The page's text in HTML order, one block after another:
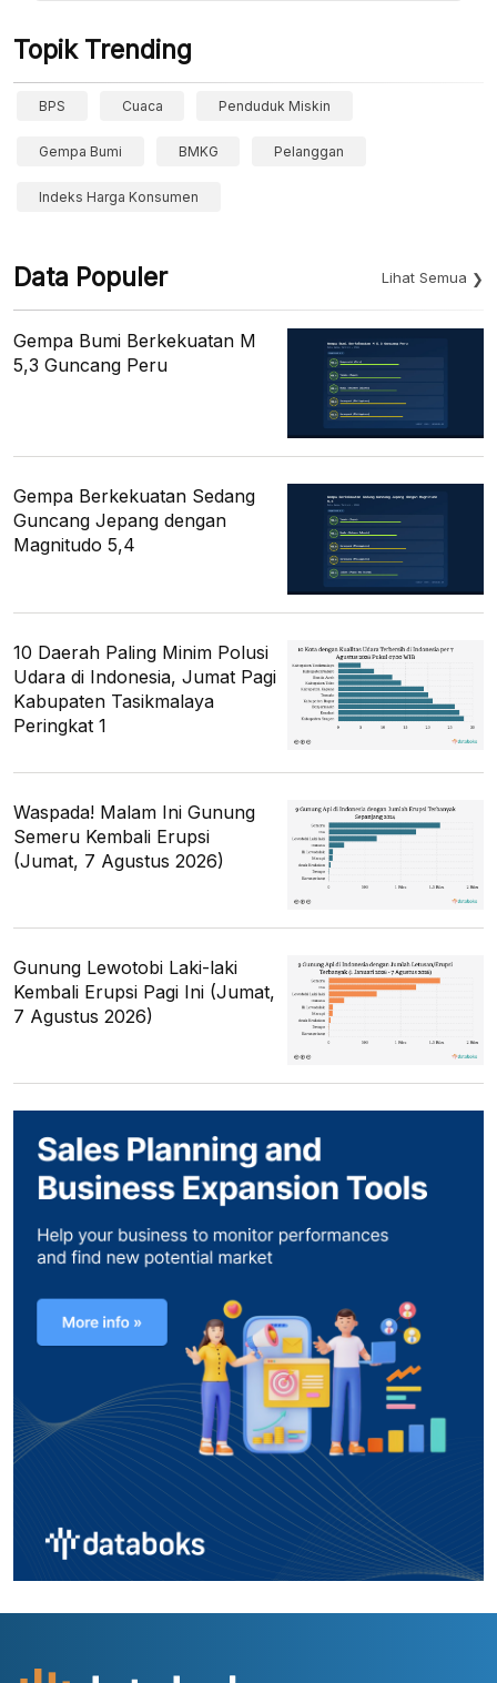
Topik Trending
BPS Cuaca Penduduk Miskin
Gempa Bumi BMKG Pelanggan
Indeks Harga Konsumen
Data Populer Lihat Semua
Gempa Bumi Berkekuatan M
5,3 Guncang Peru
Gempa Berkekuatan Sedang
Guncang Jepang dengan
Magnitudo 5,4
10 Daerah Paling Minim Polusi
Udara di Indonesia, Jumat Pagi
Kabupaten Tasikmalaya
Peringkat 1
Waspada! Malam Ini Gunung
Semeru Kembali Erupsi
(Jumat, 7 Agustus 2026)
Gunung Lewotobi Laki-laki
Kembali Erupsi Pagi Ini (Jumat,
7 Agustus 2026)